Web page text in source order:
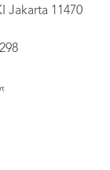
Jakarta 11470